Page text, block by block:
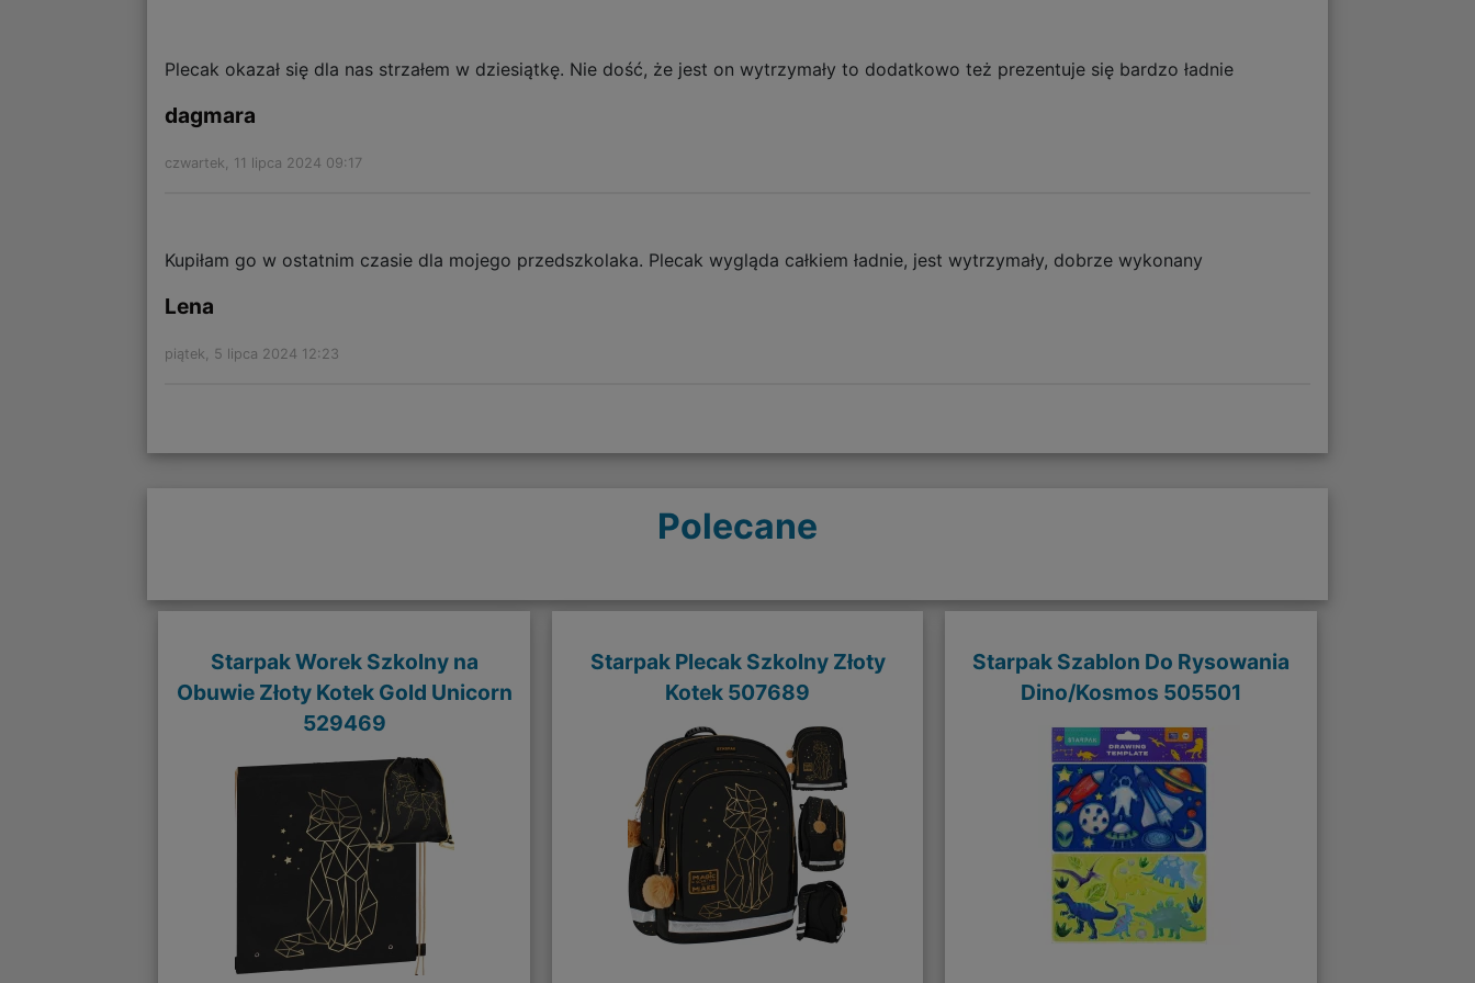
Plecak okazał się dla nas strzałem w dziesiątkę. Nie dość, że jest on wytrzymały to dodatkowo też prezentuje się bardzo ładnie
dagmara
czwartek, 11 lipca 2024 09:17
Kupiłam go w ostatnim czasie dla mojego przedszkolaka. Plecak wygląda całkiem ładnie, jest wytrzymały, dobrze wykonany
Lena
piątek, 5 lipca 2024 12:23
Polecane
Starpak Worek Szkolny na
Obuwie Złoty Kotek Gold Unicorn
529469
Starpak Plecak Szkolny Złoty
Kotek 507689
Starpak Szablon Do Rysowania
Dino/Kosmos 505501